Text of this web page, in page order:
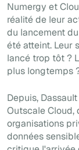
Numergy et
réalité de leur
du lancement
été atteint. Leur
lancé trop tôt ?
plus longtemps
Depuis,
Outscale
organisations
données